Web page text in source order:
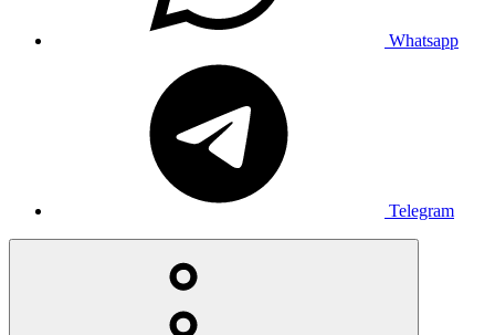
Whatsapp
Telegram